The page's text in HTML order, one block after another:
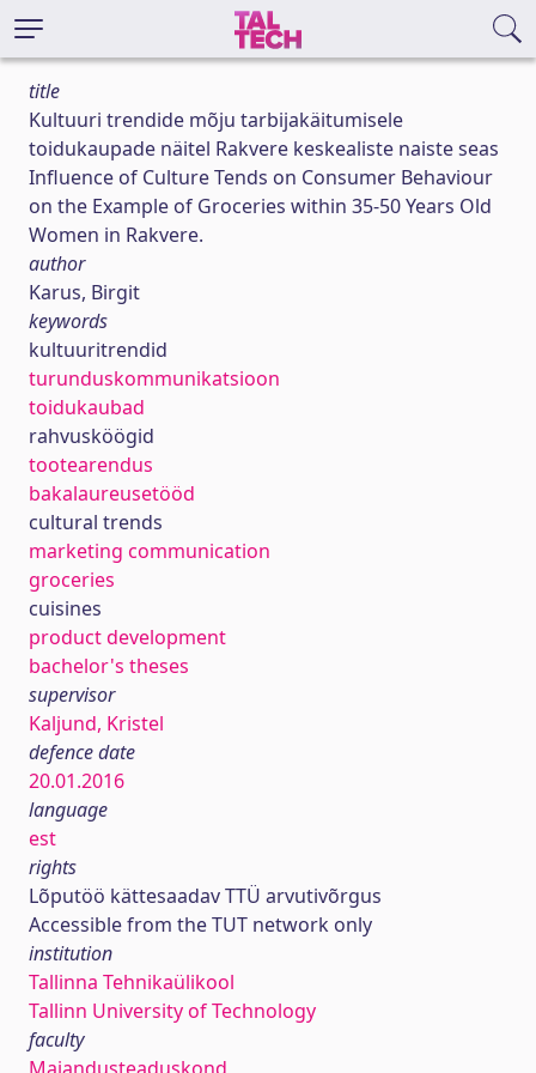
title
Kultuuri trendide mõju tarbijakäitumisele
toidukaupade näitel Rakvere keskealiste naiste seas
Influence of Culture Tends on Consumer Behaviour
on the Example of Groceries within 35-50 Years Old
Women in Rakvere.
author
Karus, Birgit
keywords
kultuuritrendid
turunduskommunikatsioon
toidukaubad
rahvusköögid
tootearendus
bakalaureusetööd
cultural trends
marketing communication
groceries
cuisines
product development
bachelor's theses
supervisor
Kaljund, Kristel
defence date
20.01.2016
language
est
rights
Lõputöö kättesaadav TTÜ arvutivõrgus
Accessible from the TUT network only
institution
Tallinna Tehnikaülikool
Tallinn University of Technology
faculty